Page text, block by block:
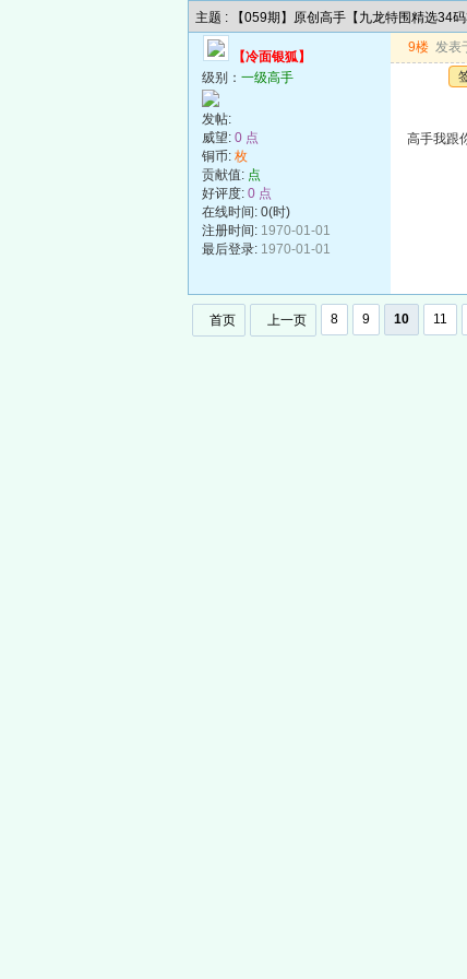
主题 : 【059期】原创高手【九龙特围精选34
【冷面银狐】
级别： 一级高手
发帖:
威望: 0 点
铜币: 枚
贡献值: 点
好评度: 0 点
在线时间: 0(时)
注册时间: 1970-01-01
最后登录: 1970-01-01
9楼 发表
高手我跟
首页 上一页 8 9 10 11